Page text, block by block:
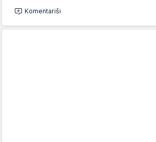
Komentariši